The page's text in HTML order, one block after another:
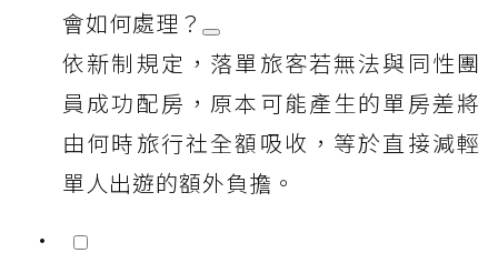
會如何處理？
依新制規定，落單旅客若無法與同性團
員成功配房，原本可能產生的單房差將
由何時旅行社全額吸收，等於直接減輕
單人出遊的額外負擔。